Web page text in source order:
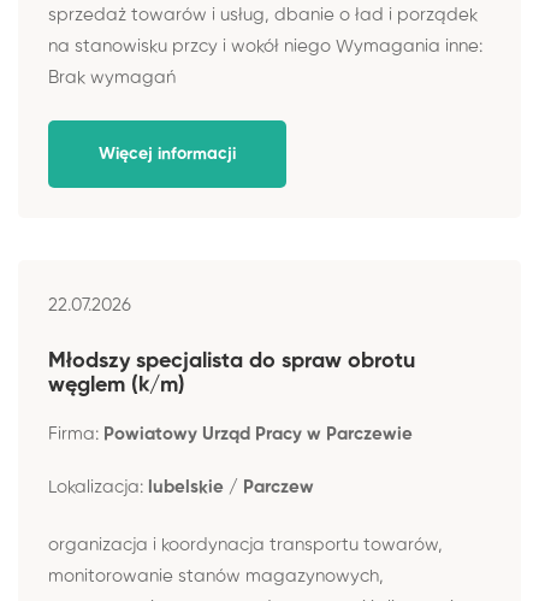
sprzedaż towarów i usług, dbanie o ład i porządek
na stanowisku przcy i wokół niego Wymagania inne:
Brak wymagań
Więcej informacji
22.07.2026
Młodszy specjalista do spraw obrotu
węglem (k/m)
Firma: Powiatowy Urząd Pracy w Parczewie
Lokalizacja: lubelskie / Parczew
organizacja i koordynacja transportu towarów,
monitorowanie stanów magazynowych,